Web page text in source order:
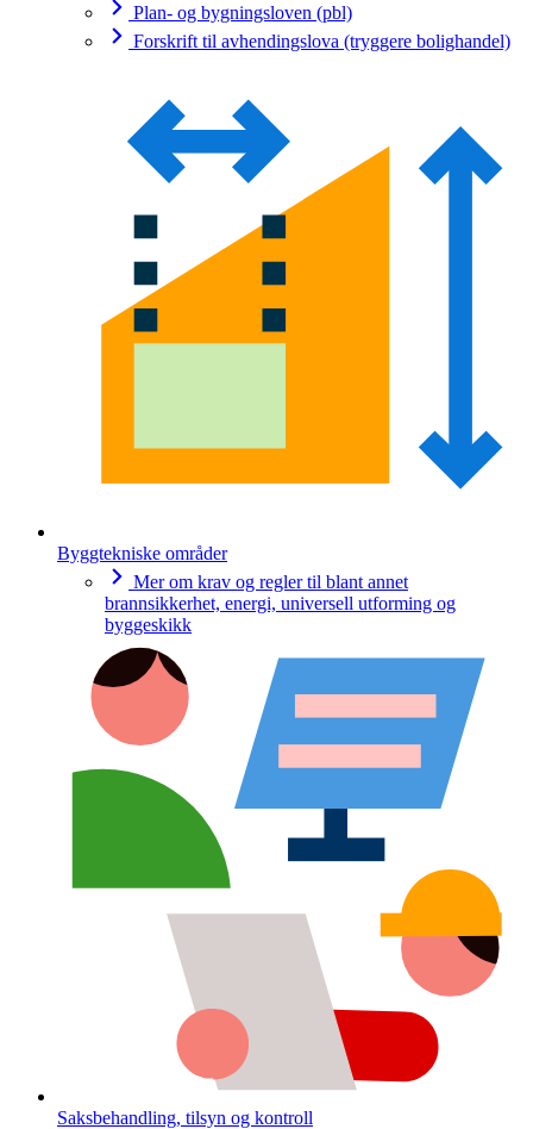
Plan- og bygningsloven (pbl)
Forskrift til avhendingslova (tryggere bolighandel)
Byggtekniske områder
Mer om krav og regler til blant annet
brannsikkerhet, energi, universell utforming og
byggeskikk
Saksbehandling, tilsyn og kontroll